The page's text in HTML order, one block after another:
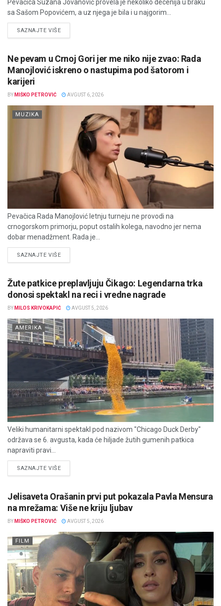
Pevačica Suzana Jovanović provela je nekoliko decenija u braku
sa Sašom Popovićem, a uz njega je bila i u najgorim...
SAZNAJTE VIŠEDETAILS
Ne pevam u Crnoj Gori jer me niko nije zvao: Rada
Manojlović iskreno o nastupima pod šatorom i
karijeri
BY MIŠKO PETROVIĆ AVGUST 6, 2026
MUZIKA
Pevačica Rada Manojlović letnju turneju ne provodi na
crnogorskom primorju, poput ostalih kolega, navodno jer nema
dobar menadžment. Rada je...
SAZNAJTE VIŠEDETAILS
Žute patkice preplavljuju Čikago: Legendarna trka
donosi spektakl na reci i vredne nagrade
BY MILOS KRIVOKAPIĆ AVGUST 5, 2026
AMERIKA
Veliki humanitarni spektakl pod nazivom "Chicago Duck Derby"
održava se 6. avgusta, kada će hiljade žutih gumenih patkica
napraviti pravi...
SAZNAJTE VIŠEDETAILS
Jelisaveta Orašanin prvi put pokazala Pavla Mensura
na mrežama: Više ne kriju ljubav
BY MIŠKO PETROVIĆ AVGUST 5, 2026
FILM